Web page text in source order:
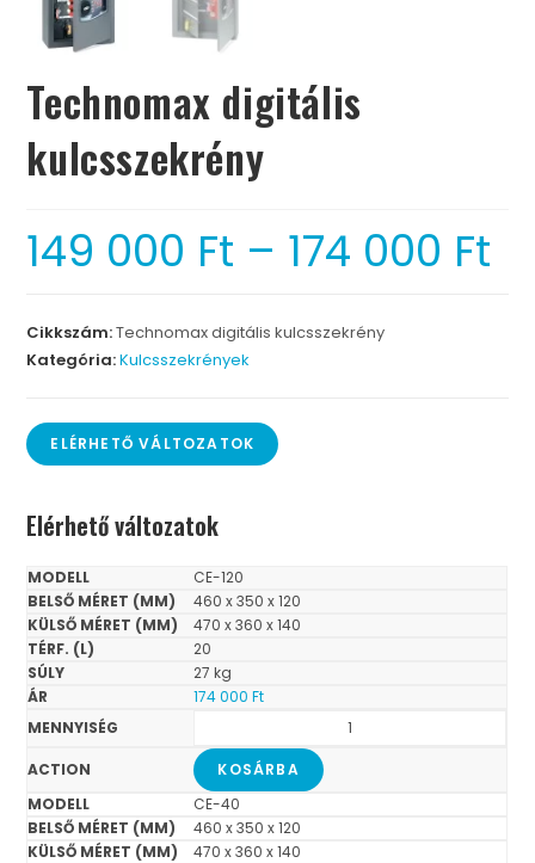
Technomax digitális
kulcsszekrény
149 000 Ft – 174 000 Ft
Cikkszám:Technomax digitális kulcsszekrény
Kategória:Kulcsszekrények
ELÉRHETŐ VÁLTOZATOK
Elérhető változatok
CE-120
460 x 350 x 120
470 x 360 x 140
20
27 kg
174 000Ft
KOSÁRBA
CE-40
460 x 350 x 120
470 x 360 x 140